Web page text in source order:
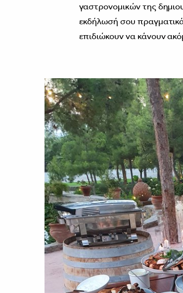
γαστρονομικών της
εκδήλωσή σου πραγματικά
επιδιώκουν να κάνουν